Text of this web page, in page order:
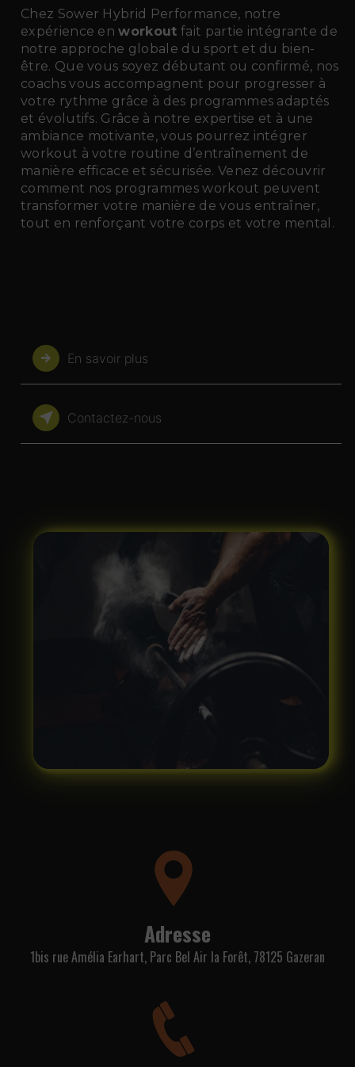
Chez Sower Hybrid Performance, notre
expérience enworkout fait partie intégrante de
notre approche globale du sport et du bien-
être. Que vous soyez débutant ou confirmé, nos
coachs vous accompagnent pour progresser à
votre rythme grâce à des programmes adaptés
et évolutifs. Grâce à notre expertise et à une
ambiance motivante, vous pourrez intégrer
workout à votre routine d’entraînement de
manière efficace et sécurisée. Venez découvrir
comment nos programmes workout peuvent
transformer votre manière de vous entraîner,
tout en renforçant votre corps et votre mental.
En savoir plus
Contactez-nous
Adresse
1bis rue Amélia Earhart, Parc Bel Air la Forêt, 78125 Gazeran